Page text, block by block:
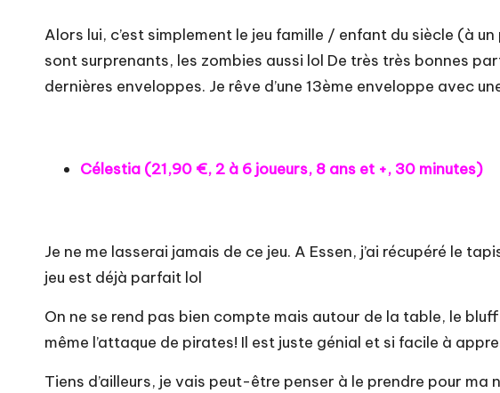
Alors lui, c’est simplement le jeu famille / enfant du siècle (à un
sont surprenants, les zombies aussi lol De très très bonnes
dernières enveloppes. Je rêve d’une 13ème enveloppe avec
Célestia (21,90 €, 2 à 6 joueurs, 8 ans et +, 30 minutes)
Je ne me lasserai jamais de ce jeu. A Essen, j’ai récupéré le
jeu est déjà parfait lol
On ne se rend pas bien compte mais autour de la table, le
même l’attaque de pirates! Il est juste génial et si facile à
Tiens d’ailleurs, je vais peut-être penser à le prendre pour ma